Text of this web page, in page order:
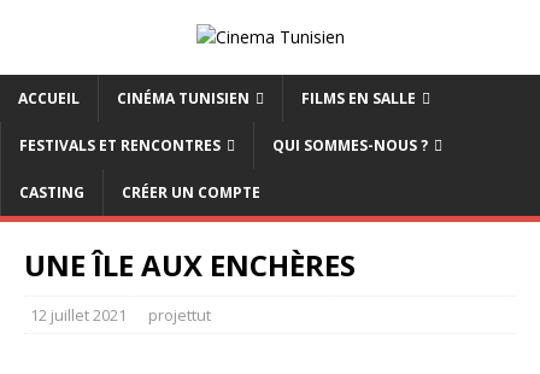
ACCUEIL CINÉMA TUNISIEN FILMS EN SALLE
FESTIVALS ET RENCONTRES QUI SOMMES-NOUS ?
CASTING CRÉER UN COMPTE
UNE ÎLE AUX ENCHÈRES
12 juillet 2021 projettut